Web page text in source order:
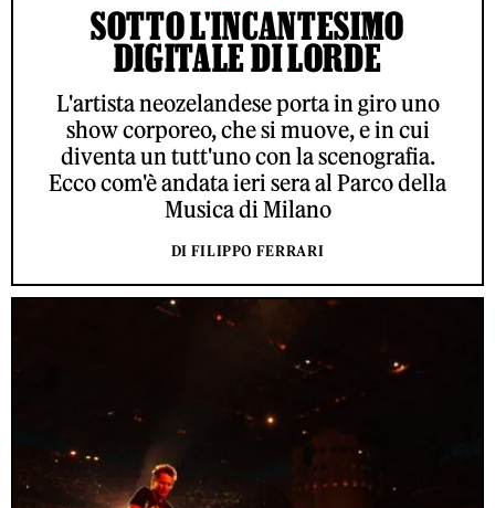
SOTTO L'INCANTESIMO
DIGITALE DI LORDE
L'artista neozelandese porta in giro uno
show corporeo, che si muove, e in cui
diventa un tutt'uno con la scenografia.
Ecco com'è andata ieri sera al Parco della
Musica di Milano
DI FILIPPO FERRARI